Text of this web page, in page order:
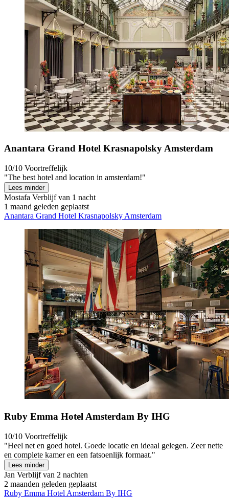
Anantara Grand Hotel Krasnapolsky Amsterdam
10/10 Voortreffelijk
"The best hotel and location in amsterdam!"
Lees minder
Mostafa Verblijf van 1 nacht
1 maand geleden geplaatst
Anantara Grand Hotel Krasnapolsky Amsterdam
Ruby Emma Hotel Amsterdam By IHG
10/10 Voortreffelijk
"Heel net en goed hotel. Goede locatie en ideaal gelegen. Zeer nette
en complete kamer en een fatsoenlijk formaat."
Lees minder
Jan Verblijf van 2 nachten
2 maanden geleden geplaatst
Ruby Emma Hotel Amsterdam By IHG